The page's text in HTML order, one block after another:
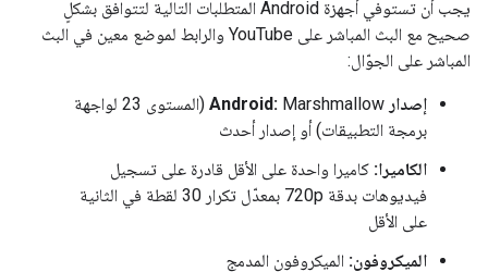
يجب أن تستوفي أجهزة Android المتطلبات التالية لتتوافق بشكلٍ
صحيح مع البث المباشر على YouTube والرابط لموضع معين في البث
المباشر على الجوّال:
إصدار Android:
Marshmallow (المستوى 23 لواجهة
برمجة التطبيقات) أو إصدار أحدث
الكاميرا: كاميرا واحدة على الأقل قادرة على تسجيل
فيديوهات بدقة 720p بمعدّل تكرار 30 لقطة في الثانية
على الأقل
الميكروفون: الميكروفون المدمج